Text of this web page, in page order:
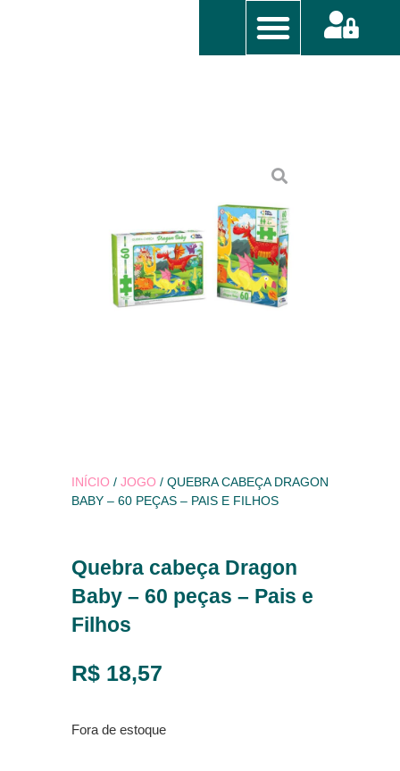
INÍCIO / JOGO / QUEBRA CABEÇA DRAGON
BABY – 60 PEÇAS – PAIS E FILHOS
Quebra cabeça Dragon
Baby – 60 peças – Pais e
Filhos
R$ 18,57
Fora de estoque